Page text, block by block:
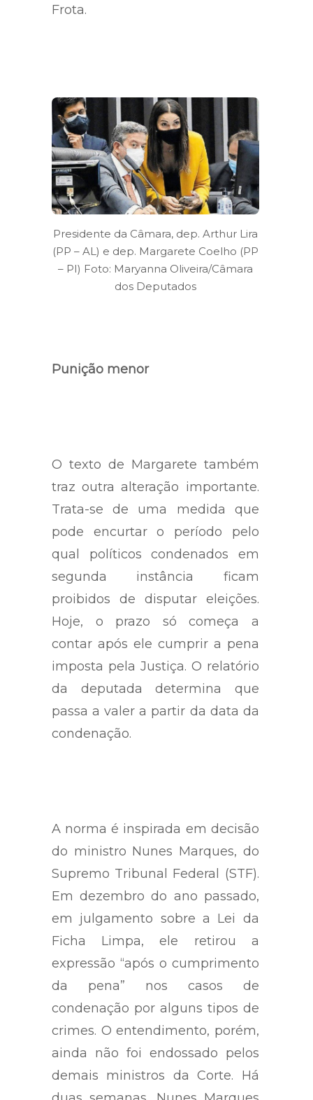
eleição seguinte — afirmou
Presidente da Câmara, dep. Arthur Lira
(PP – AL) e dep. Margarete Coelho (PP
– PI) Foto: Maryanna Oliveira/Câmara
O texto de Margarete também
traz outra alteração importante.
Trata-se de uma medida que
pode encurtar o período pelo
qual políticos condenados em
segunda instância ficam
proibidos de disputar eleições.
Hoje, o prazo só começa a
contar após ele cumprir a pena
imposta pela Justiça. O relatório
da deputada determina que
passa a valer a partir da data da
A norma é inspirada em decisão
do ministro Nunes Marques, do
Supremo Tribunal Federal (STF).
Em dezembro do ano passado,
em julgamento sobre a Lei da
Ficha Limpa, ele retirou a
expressão “após o cumprimento
da pena” nos casos de
condenação por alguns tipos de
crimes. O entendimento, porém,
ainda não foi endossado pelos